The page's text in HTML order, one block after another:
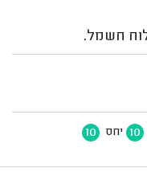
חשמל.
10 יחס 10